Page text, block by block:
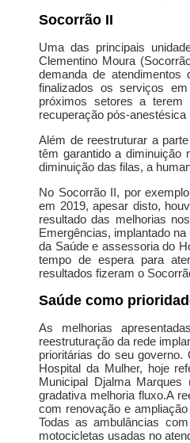
Socorrão II
Uma das principais
Clementino Moura
demanda de
finalizados os serviços
próximos setores a
recuperação pós-anestésica
Além de reestruturar a
têm garantido a diminuição
diminuição das filas, a
No Socorrão II, por
em 2019, apesar disto,
resultado das melhorias
Emergências, implantado
da Saúde e assessoria do
tempo de espera para
resultados fizeram o
Saúde como
As melhorias
reestruturação da rede
prioritárias do seu
Hospital da Mulher, hoje
Municipal Djalma
gradativa melhoria fluxo.A
com renovação e
Todas as ambulâncias
motocicletas usadas no